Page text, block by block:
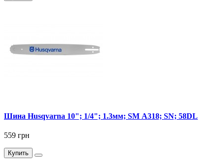
Шина Husqvarna 10"; 1/4"; 1.3мм; SM А318; SN; 58DL
559 грн
Купить